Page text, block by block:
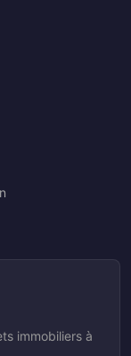
immobiliers à